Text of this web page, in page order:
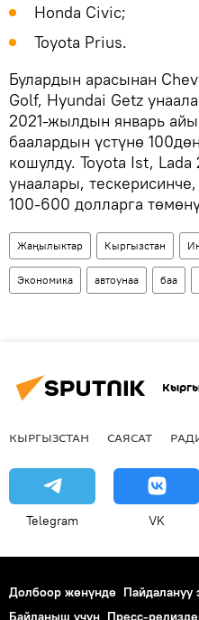
Honda Civic;
Toyota Prius.
Булардын арасынан
Golf, Hyundai Getz
2021-жылдын январь
баалардын үстүнө
кошулду. Toyota Ist,
унаалары,
100-600 долларга
Жаңылыктар Кыргызстан
Экономика автоунаа баа
КЫРГЫЗСТАН САЯСАТ
Telegram VK
Долбоор жөнүндө Пайдалануу
Байланыш үчүн Пресс-